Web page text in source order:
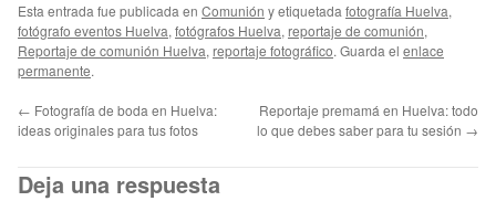
Esta entrada fue publicada en Comunión y etiquetada fotografía Huelva,
fotógrafo eventos Huelva, fotógrafos Huelva, reportaje de comunión,
Reportaje de comunión Huelva, reportaje fotográfico. Guarda el enlace
permanente.
← Fotografía de boda en Huelva:
ideas originales para tus fotos
Reportaje premamá en Huelva: todo
lo que debes saber para tu sesión →
Deja una respuesta